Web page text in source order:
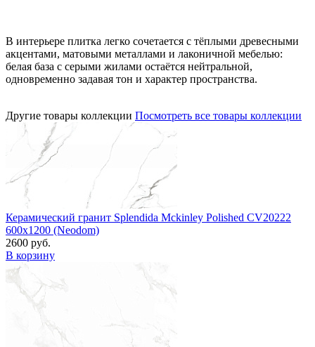
В интерьере плитка легко сочетается с тёплыми древесными
акцентами, матовыми металлами и лаконичной мебелью:
белая база с серыми жилами остаётся нейтральной,
одновременно задавая тон и характер пространства.
Другие товары коллекции Посмотреть все товары коллекции
Керамический гранит Splendida Mckinley Polished CV20222
600x1200 (Neodom)
2600 руб.
В корзину